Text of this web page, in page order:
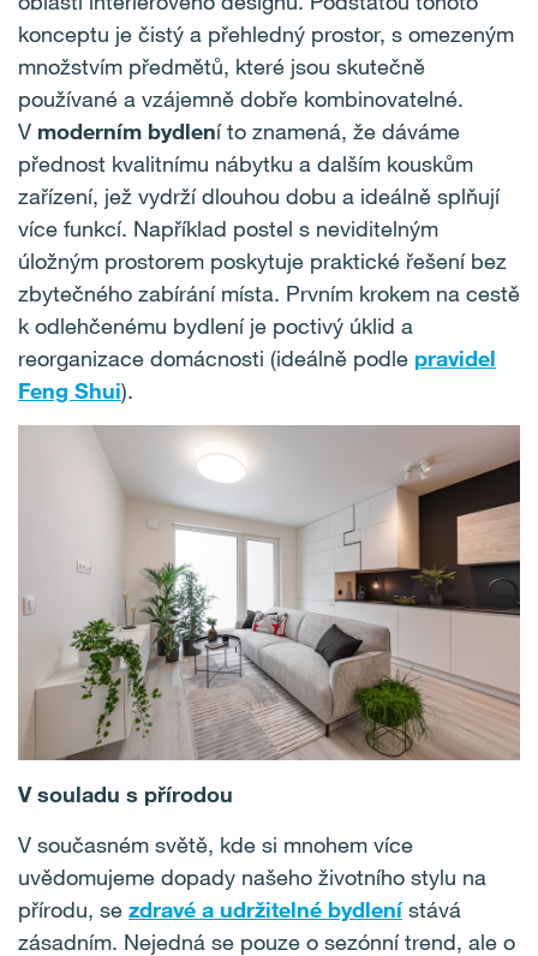
konceptu je čistý a přehledný prostor, s omezeným
množstvím předmětů, které jsou skutečně
používané a vzájemně dobře kombinovatelné.
V moderním bydlení to znamená, že dáváme
přednost kvalitnímu nábytku a dalším kouskům
zařízení, jež vydrží dlouhou dobu a ideálně splňují
více funkcí. Například postel s neviditelným
úložným prostorem poskytuje praktické řešení bez
zbytečného zabírání místa. Prvním krokem na cestě
k odlehčenému bydlení je poctivý úklid a
reorganizace domácnosti (ideálně podle pravidel
Feng Shui).
V souladu s přírodou
V současném světě, kde si mnohem více
uvědomujeme dopady našeho životního stylu na
přírodu, se zdravé a udržitelné bydlenístává
zásadním. Nejedná se pouze o sezónní trend, ale o